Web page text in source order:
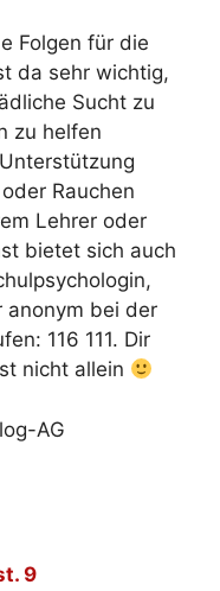
Folgen für die
da sehr wichtig,
Sucht zu
zu helfen
Rauchen
Lehrer oder
bietet sich auch
anonym bei der
116 111. Dir
nicht allein
AG
9